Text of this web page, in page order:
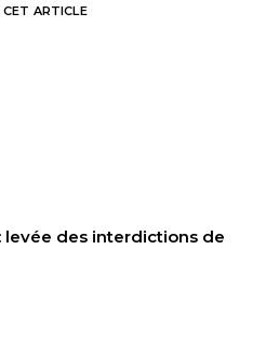
CET ARTICLE
levée des interdictions de